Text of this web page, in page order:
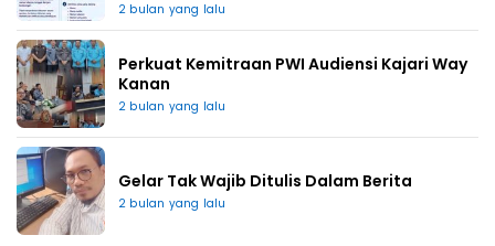
2 bulan yang lalu
Perkuat Kemitraan PWI Audiensi Kajari Way
Kanan
2 bulan yang lalu
Gelar Tak Wajib Ditulis Dalam Berita
2 bulan yang lalu